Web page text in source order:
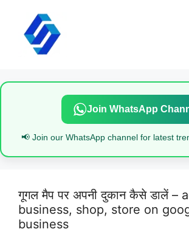
content
Join WhatsApp
📢 Join our WhatsApp channel for latest
गूगल मैप पर अपनी दुकान कैसे डालें –
business, shop, store on
business